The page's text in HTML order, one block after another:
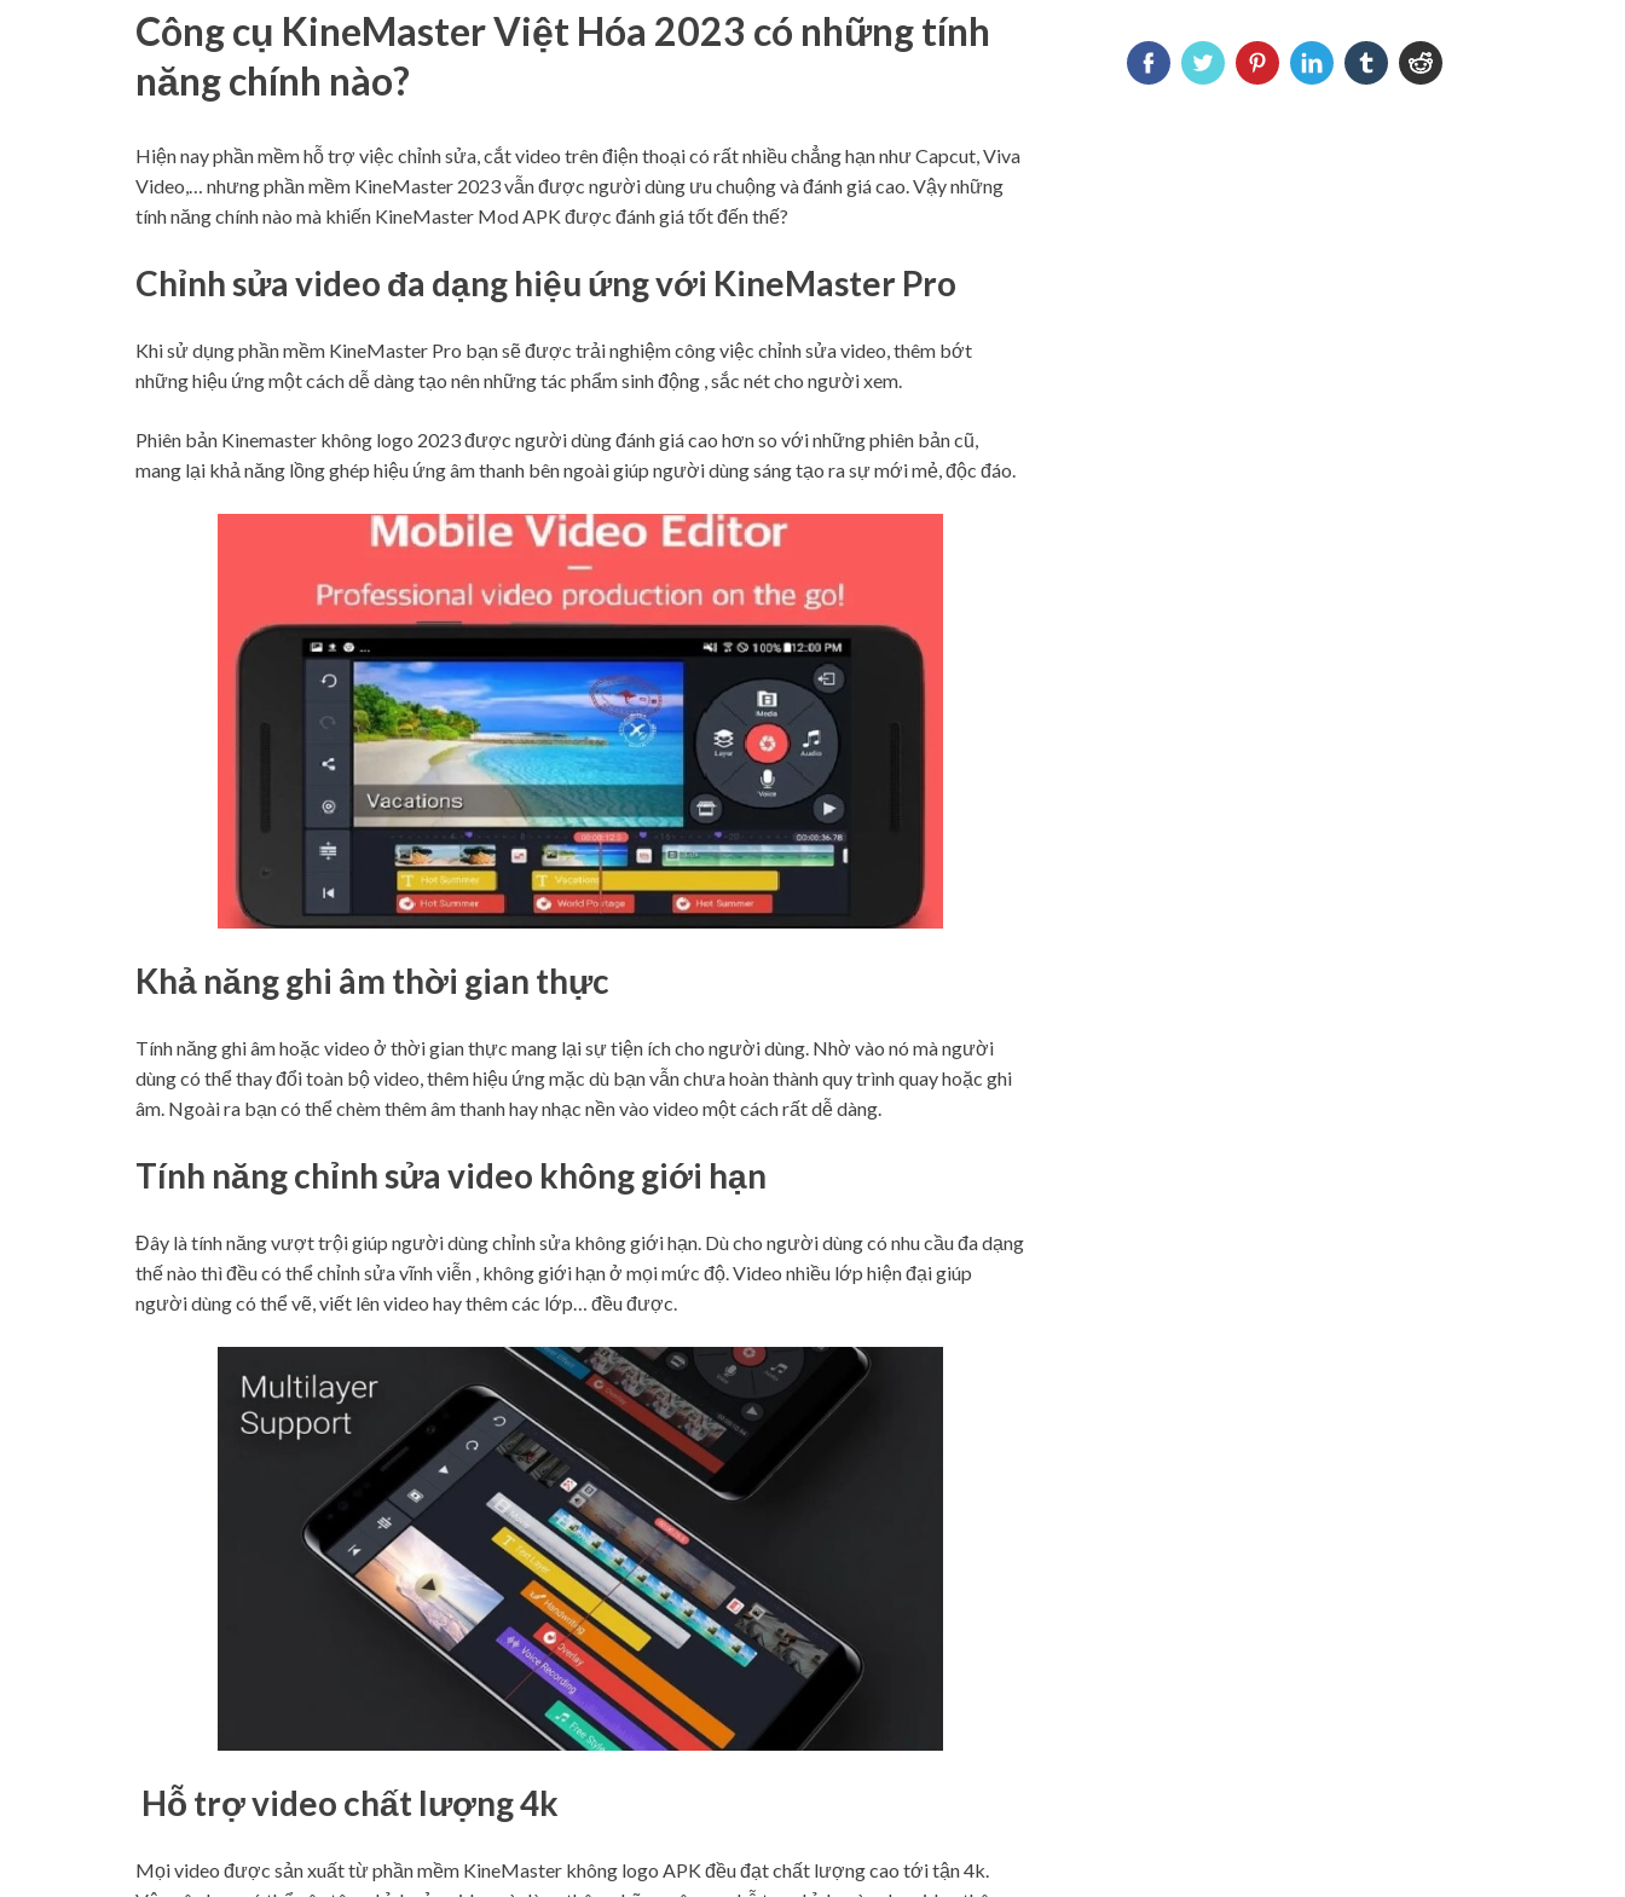
Công cụ KineMaster Việt Hóa 2023 có những tính
năng chính nào?
Hiện nay phần mềm hỗ trợ việc chỉnh sửa, cắt video trên điện thoại có rất nhiều chẳng hạn như Capcut, Viva
Video,… nhưng phần mềm KineMaster 2023 vẫn được người dùng ưu chuộng và đánh giá cao. Vậy những
tính năng chính nào mà khiến KineMaster Mod APK được đánh giá tốt đến thế?
Chỉnh sửa video đa dạng hiệu ứng với KineMaster Pro
Khi sử dụng phần mềm KineMaster Pro bạn sẽ được trải nghiệm công việc chỉnh sửa video, thêm bớt
những hiệu ứng một cách dễ dàng tạo nên những tác phẩm sinh động , sắc nét cho người xem.
Phiên bản Kinemaster không logo 2023 được người dùng đánh giá cao hơn so với những phiên bản cũ,
mang lại khả năng lồng ghép hiệu ứng âm thanh bên ngoài giúp người dùng sáng tạo ra sự mới mẻ, độc đáo.
Khả năng ghi âm thời gian thực
Tính năng ghi âm hoặc video ở thời gian thực mang lại sự tiện ích cho người dùng. Nhờ vào nó mà người
dùng có thể thay đổi toàn bộ video, thêm hiệu ứng mặc dù bạn vẫn chưa hoàn thành quy trình quay hoặc ghi
âm. Ngoài ra bạn có thể chèm thêm âm thanh hay nhạc nền vào video một cách rất dễ dàng.
Tính năng chỉnh sửa video không giới hạn
Đây là tính năng vượt trội giúp người dùng chỉnh sửa không giới hạn. Dù cho người dùng có nhu cầu đa dạng
thế nào thì đều có thể chỉnh sửa vĩnh viễn , không giới hạn ở mọi mức độ. Video nhiều lớp hiện đại giúp
người dùng có thể vẽ, viết lên video hay thêm các lớp… đều được.
Hỗ trợ video chất lượng 4k
Mọi video được sản xuất từ phần mềm KineMaster không logo APK đều đạt chất lượng cao tới tận 4k.